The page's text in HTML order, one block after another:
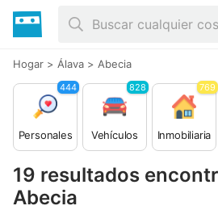
Hogar > Álava > Abecia
19 resultados
Abecia
Personales
444
Vehículos
828
Inmobiliaria
769